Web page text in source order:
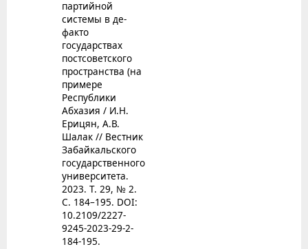
партийной
системы в де-
факто
государствах
постсоветского
пространства (на
примере
Республики
Абхазия / И.Н.
Ерицян, А.В.
Шалак // Вестник
Забайкальского
государственного
университета.
2023. Т. 29, № 2.
С. 184–195. DOI:
10.2109/2227-
9245-2023-29-2-
184-195.